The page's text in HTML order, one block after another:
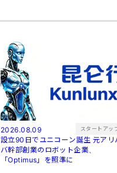
2026.08.09 スタートアッ
設立90日でユニコーン誕生 元アリバ
バ幹部創業のロボット企業、
「Optimus」を照準に